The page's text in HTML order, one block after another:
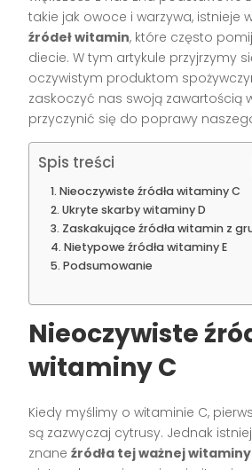
takie jak owoce i warzywa, istnieje
źródeł witamin, które często
diecie. W tym artykule przyjrzymy
oczywistym produktom
zaskoczyć nas swoją zawartością
przyczynić się do poprawy
Spis treści
Nieoczywiste źródła witaminy C
Ukryte skarby witaminy D
Zaskakujące źródła witamin z
Nietypowe źródła witaminy E
Podsumowanie
Nieoczywiste
witaminy C
Kiedy myślimy o witaminie C,
są zazwyczaj cytrusy. Jednak
znaneźródła tej ważnej witaminy